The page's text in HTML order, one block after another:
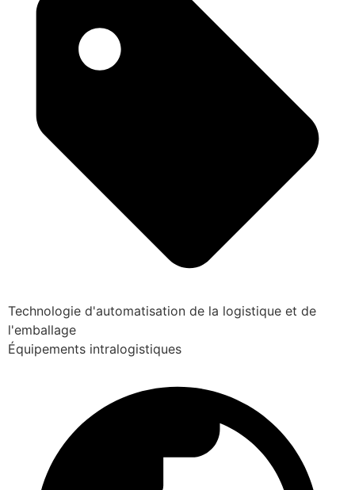
Technologie d'automatisation de la logistique et de
l'emballage
Équipements intralogistiques